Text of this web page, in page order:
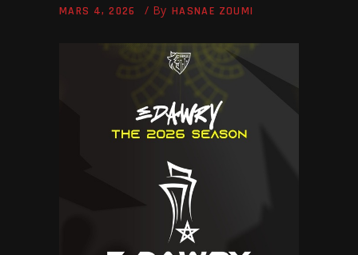
MARS 4, 2026 By HASNAE ZOUMI